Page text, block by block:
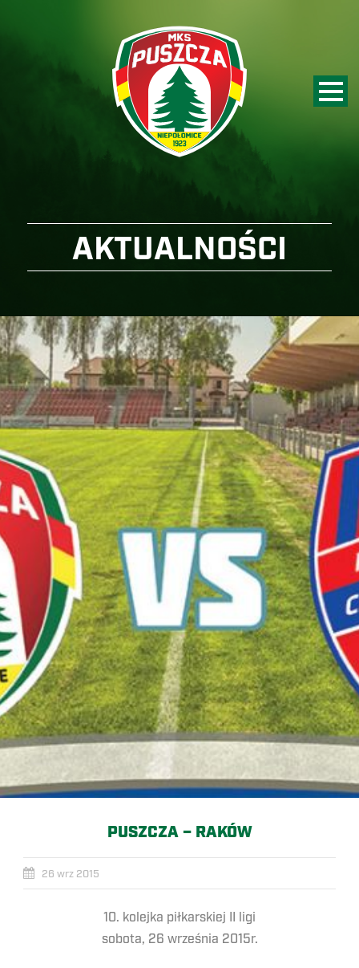
AKTUALNOŚCI
PUSZCZA – RAKÓW
26 wrz 2015
10. kolejka piłkarskiej II ligi
sobota, 26 września 2015r.